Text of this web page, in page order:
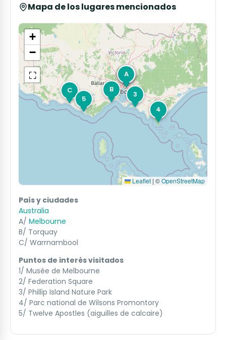
Mapa de los lugares mencionados
1
2
3
4
5
A
B
C
+
−
⛶
Leaflet | ©OpenStreetMap
País y ciudades
Australia
A/ Melbourne
B/ Torquay
C/ Warrnambool
Puntos de interés visitados
1/ Musée de Melbourne
2/ Federation Square
3/ Phillip Island Nature Park
4/ Parc national de Wilsons Promontory
5/ Twelve Apostles (aiguilles de calcaire)